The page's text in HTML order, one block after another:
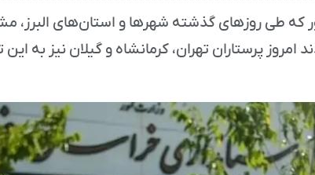
طی روزهای گذشته شهرها و استان‌های البرز،
پرستاران تهران، کرمانشاه و گیلان نیز به